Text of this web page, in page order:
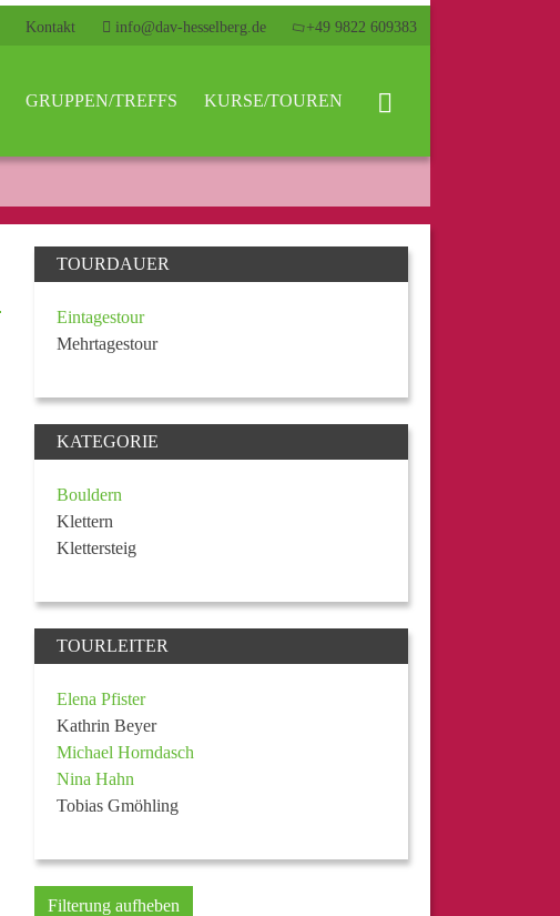
Kontakt info@dav-hesselberg.de +49 9822 609383
GRUPPEN/TREFFS KURSE/TOUREN
TOURDAUER
Eintagestour
Mehrtagestour
KATEGORIE
Bouldern
Klettern
Klettersteig
TOURLEITER
Elena Pfister
Kathrin Beyer
Michael Horndasch
Nina Hahn
Tobias Gmöhling
Filterung aufheben